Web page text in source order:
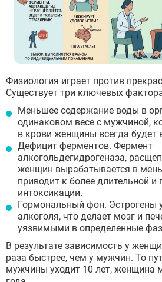
Физиология играет против
Существует три ключевых
Меньшее содержание воды в
одинаковом весе с мужчиной,
в крови женщины всегда будет
Дефицит ферментов. Фермент
алкогольдегидрогеназа,
женщин вырабатывается в
приводит к более длительной и
интоксикации.
Гормональный фон. Эстрогены
алкоголя, что делает мозг и
уязвимыми в определенные
В результате зависимость у
раза быстрее, чем у мужчин. То
мужчины уходит 10 лет, женщина